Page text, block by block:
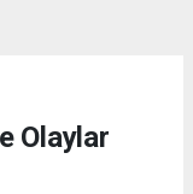
Olaylar